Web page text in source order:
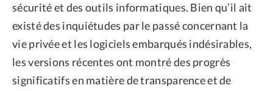
sécurité et des outils informatiques. Bien qu’il ait
existé des inquiétudes par le passé concernant la
vie privée et les logiciels embarqués indésirables,
les versions récentes ont montré des progrès
significatifs en matière de transparence et de